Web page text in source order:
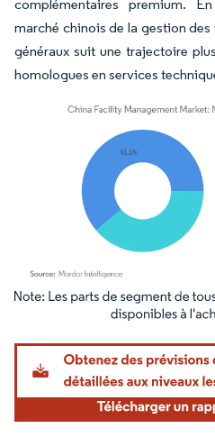
complémentaires premium.
marché chinois de la gestion
généraux suit une trajectoire
homologues en services
Image © Mordor Intelligence. La